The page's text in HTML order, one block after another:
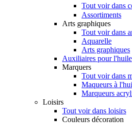
Tout voir dans
Assortiments
Arts graphiques
Tout voir dans
Aquarelle
Arts graphiques
Auxiliaires pour l'huile
Marquers
Tout voir dans
Maqueurs à
Marqueurs
Loisirs
Tout voir dans loisirs
Couleurs décoration